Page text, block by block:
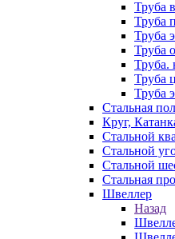
Труба
Труба
Труба
Труба
Труба.
Труба
Труба
Стальная
Круг,
Стальной
Стальной
Стальной
Стальная
Швеллер
Назад